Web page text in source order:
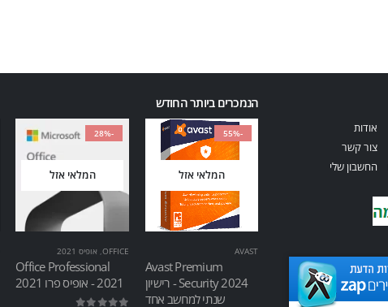
אודות
צור קשר
החשבון שלי
הנמכרים ביותר החודש
-55%
המלאי אזל
AVAST
Avast Premium
Security 2024 - רישיון
שנתי למחשב אחד
-28%
המלאי אזל
OFFICE
, אופיס 2021
Office Professional
2021 - אופיס פרו 2021